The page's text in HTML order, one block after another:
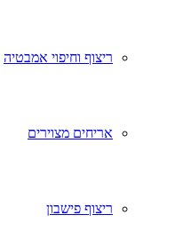
ריצוף וחיפוי אמבטיה
אריחים מצוירים
ריצוף פישבון